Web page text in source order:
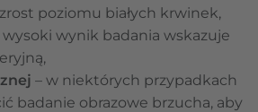
poziomu białych krwinek,
wynik badania wskazuje
– w niektórych przypadkach
badanie obrazowe brzucha, aby